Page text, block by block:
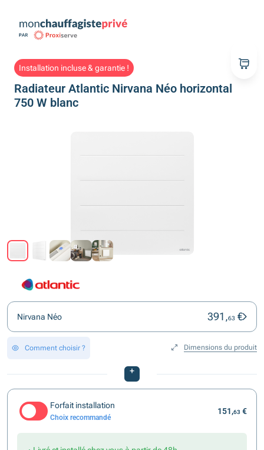
Installation incluse & garantie !
Radiateur Atlantic Nirvana Néo horizontal
750 W blanc
Nirvana Néo 391,63 €
Comment choisir ? Dimensions du produit
+
Forfait installation
Choix recommandé
151,63 €